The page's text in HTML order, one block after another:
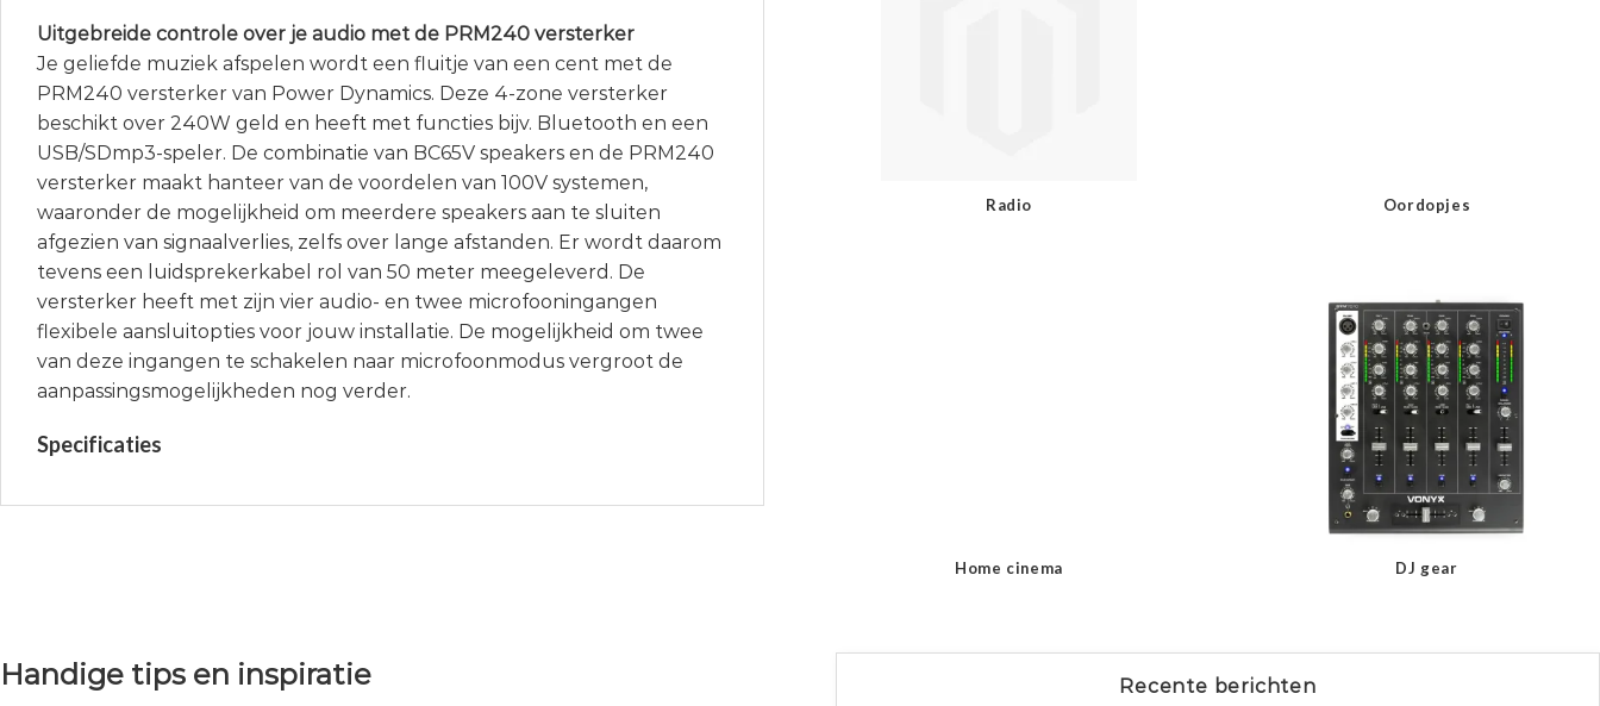
Uitgebreide controle over je audio met de PRM240 versterker
Je geliefde muziek afspelen wordt een fluitje van een cent met de
PRM240 versterker van Power Dynamics. Deze 4-zone versterker
beschikt over 240W geld en heeft met functies bijv. Bluetooth en een
USB/SDmp3-speler. De combinatie van BC65V speakers en de PRM240
versterker maakt hanteer van de voordelen van 100V systemen,
waaronder de mogelijkheid om meerdere speakers aan te sluiten
afgezien van signaalverlies, zelfs over lange afstanden. Er wordt daarom
tevens een luidsprekerkabel rol van 50 meter meegeleverd. De
versterker heeft met zijn vier audio- en twee microfooningangen
flexibele aansluitopties voor jouw installatie. De mogelijkheid om twee
van deze ingangen te schakelen naar microfoonmodus vergroot de
aanpassingsmogelijkheden nog verder.
Specificaties
Radio Oordopjes
Home cinema DJ gear
Handige tips en inspiratie Recente berichten